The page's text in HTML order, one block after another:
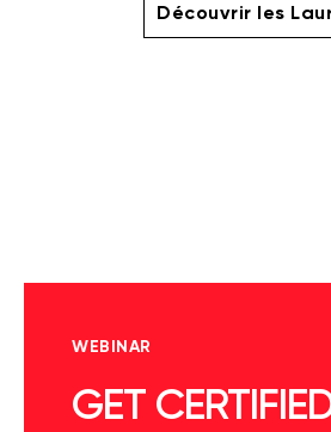
Découvrir les
WEBINAR
GET